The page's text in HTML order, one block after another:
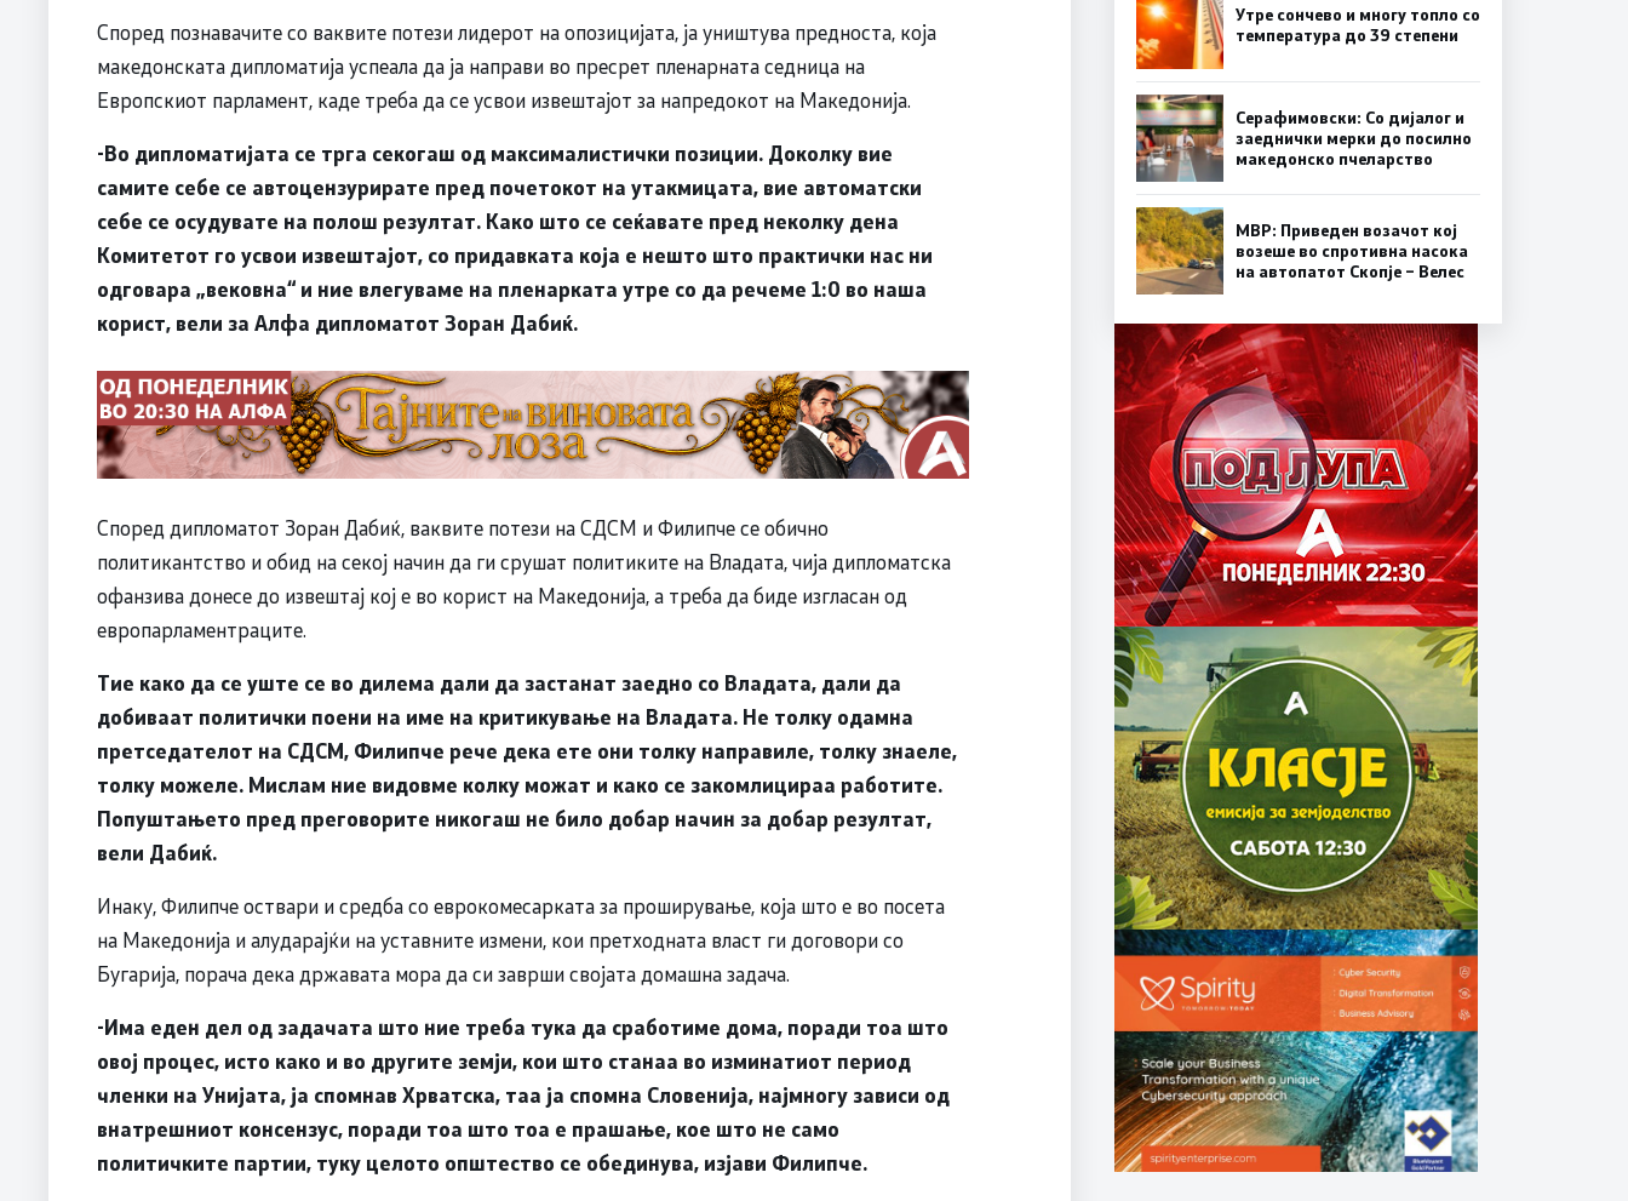
Според познавачите со ваквите потези лидерот на опозицијата, ја уништува предноста, која
македонската дипломатија успеала да ја направи во пресрет пленарната седница на
Европскиот парламент, каде треба да се усвои извештајот за напредокот на Македонија.
-Во дипломатијата се трга секогаш од максималистички позиции. Доколку вие
самите себе се автоцензурирате пред почетокот на утакмицата, вие автоматски
себе се осудувате на полош резултат. Како што се сеќавате пред неколку дена
Комитетот го усвои извештајот, со придавката која е нешто што практички нас ни
одговара „вековна“ и ние влегуваме на пленарката утре со да речеме 1:0 во наша
корист, вели за Алфа дипломатот Зоран Дабиќ.
Според дипломатот Зоран Дабиќ, ваквите потези на СДСМ и Филипче се обично
политикантство и обид на секој начин да ги срушат политиките на Владата, чија дипломатска
офанзива донесе до извештај кој е во корист на Македонија, а треба да биде изгласан од
европарламентраците.
Tие како да се уште се во дилема дали да застанат заедно со Владата, дали да
добиваат политички поени на име на критикување на Владата. Не толку одамна
претседателот на СДСМ, Филипче рече дека ете они толку направиле, толку знаеле,
толку можеле. Мислам ние видовме колку можат и како се закомлицираа работите.
Попуштањето пред преговорите никогаш не било добар начин за добар резултат,
вели Дабиќ.
Инаку, Филипче оствари и средба со еврокомесарката за проширување, која што е во посета
на Македонија и алударајќи на уставните измени, кои претходната власт ги договори со
Бугарија, порача дека државата мора да си заврши својата домашна задача.
-Има еден дел од задачата што ние треба тука да сработиме дома, поради тоа што
овој процес, исто како и во другите земји, кои што станаа во изминатиот период
членки на Унијата, ја спомнав Хрватска, таа ја спомна Словенија, најмногу зависи од
внатрешниот консензус, поради тоа што тоа е прашање, кое што не само
политичките партии, туку целото општество се обединува, изјави Филипче.
Утре сончево и многу топло со
температура до 39 степени
Серафимовски: Со дијалог и
заеднички мерки до посилно
македонско пчеларство
МВР: Приведен возачот кој
возеше во спротивна насока
на автопатот Скопје – Велес